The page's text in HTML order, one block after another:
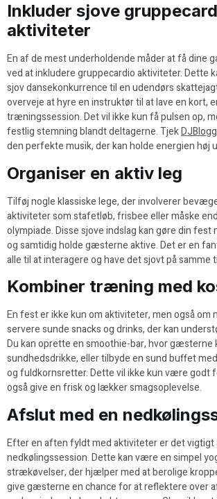
Inkluder sjove
aktiviteter
En af de mest underholdende måder at få dine
ved at inkludere gruppecardio aktiviteter. Dette
sjov dansekonkurrence til en udendørs
overveje at hyre en instruktør til at lave en kort,
træningssession. Det vil ikke kun få pulsen op,
festlig stemning blandt deltagerne. Tjek
den perfekte musik, der kan holde energien høj
Organiser en aktiv leg
Tilføj nogle klassiske lege, der involverer
aktiviteter som stafetløb, frisbee eller måske
olympiade. Disse sjove indslag kan gøre din
og samtidig holde gæsterne aktive. Det er en
alle til at interagere og have det sjovt på samme
Kombiner træning med
En fest er ikke kun om aktiviteter, men også om
servere sunde snacks og drinks, der kan
Du kan oprette en smoothie-bar, hvor gæsterne
sundhedsdrikke, eller tilbyde en sund buffet
og fuldkornsretter. Dette vil ikke kun være godt
også give en frisk og lækker smagsoplevelse.
Afslut med en
Efter en aften fyldt med aktiviteter er det vigtigt
nedkølingssession. Dette kan være en simpel
strækøvelser, der hjælper med at berolige
give gæsterne en chance for at reflektere over